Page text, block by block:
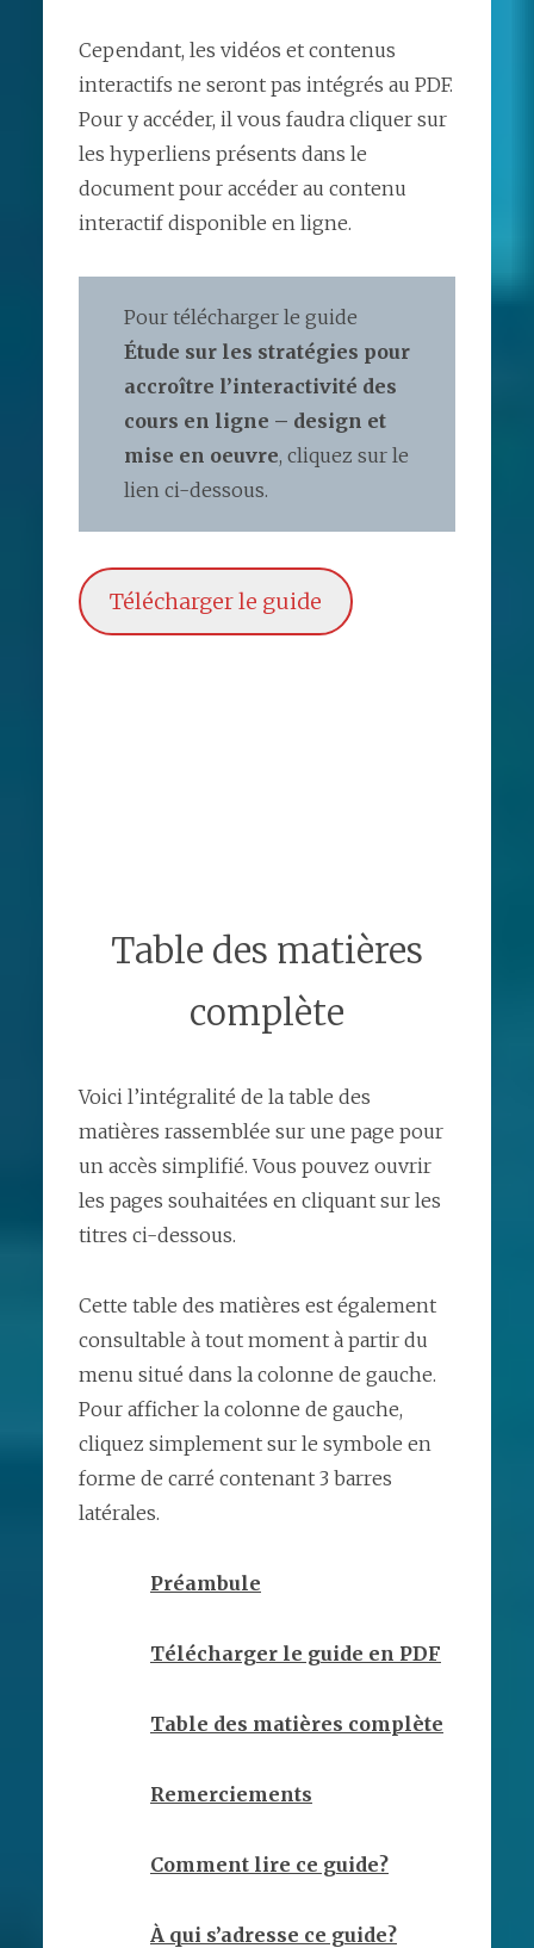
Cependant, les vidéos et contenus
interactifs ne seront pas intégrés au PDF.
Pour y accéder, il vous faudra cliquer sur
les hyperliens présents dans le
document pour accéder au contenu
interactif disponible en ligne.
Pour télécharger le guide
Étude sur les stratégies pour
accroître l’interactivité des
cours en ligne – design et
mise en oeuvre, cliquez sur le
lien ci-dessous.
Télécharger le guide
Table des matières
complète
Voici l’intégralité de la table des
matières rassemblée sur une page pour
un accès simplifié. Vous pouvez ouvrir
les pages souhaitées en cliquant sur les
titres ci-dessous.
Cette table des matières est également
consultable à tout moment à partir du
menu situé dans la colonne de gauche.
Pour afficher la colonne de gauche,
cliquez simplement sur le symbole en
forme de carré contenant 3 barres
latérales.
Préambule
Télécharger le guide en PDF
Table des matières complète
Remerciements
Comment lire ce guide?
À qui s’adresse ce guide?